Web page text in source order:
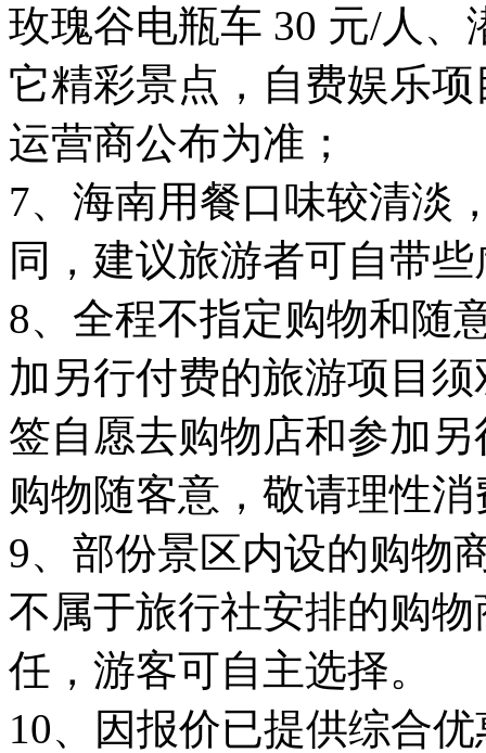
玫瑰谷电瓶车 30 元/人、
它精彩景点，自费娱乐
运营商公布为准；
7、海南用餐口味较清淡
同，建议旅游者可自带
8、全程不指定购物和随
加另行付费的旅游项目
签自愿去购物店和参加
购物随客意，敬请理性
9、部份景区内设的购物
不属于旅行社安排的购
任，游客可自主选择。
10、因报价已提供综合